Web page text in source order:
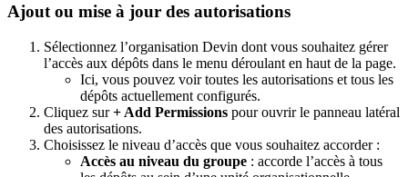
Ajout ou mise à jour des autorisations
Sélectionnez l’organisation Devin dont vous souhaitez gérer
l’accès aux dépôts dans le menu déroulant en haut de la page.
Ici, vous pouvez voir toutes les autorisations et tous les
dépôts actuellement configurés.
Cliquez sur+ Add Permissions pour ouvrir le panneau latéral
des autorisations.
Choisissez le niveau d’accès que vous souhaitez accorder :
Accès au niveau du groupe : accorde l’accès à tous